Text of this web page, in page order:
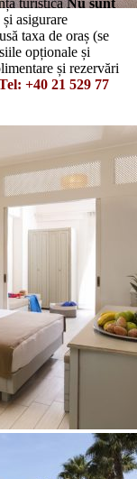
asigurare
taxa de oraș (se
opționale și
și rezervări
+40 21 529 77